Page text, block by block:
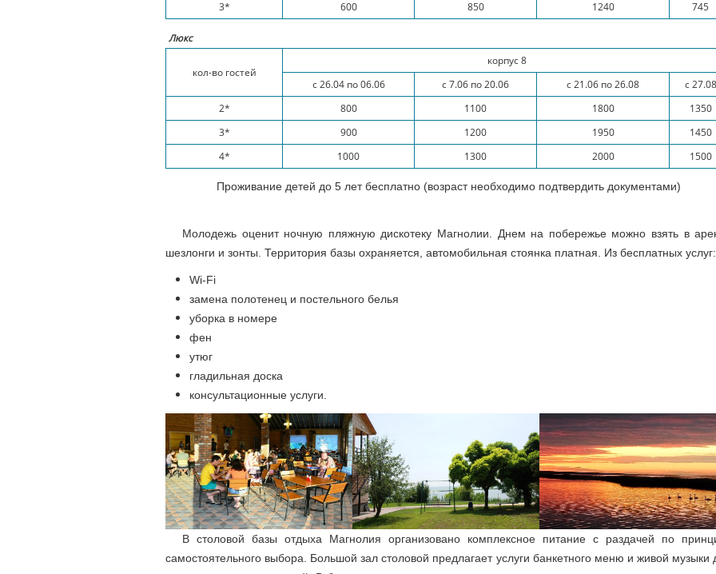
3*
600 850 1240 745
Люкс
кол-во гостей
корпус 8
с 26.04 по 06.06
с 7.06 по 20.06 с 21.06 по 26.08
с 27.08
2*
800 1100 1800
1350
3*
900 1200 1950
1450
4*
1000 1300 2000 1500
Проживание детей до 5 лет бесплатно (возраст необходимо подтвердить документами)
Молодежь оценит ночную пляжную дискотеку Магнолии. Днем на побережье можно взять в
шезлонги и зонты. Территория базы охраняется, автомобильная стоянка платная. Из бесплатных услуг:
Wi-Fi
замена полотенец и постельного белья
уборка в номере
фен
утюг
гладильная доска
консультационные услуги.
В столовой базы отдыха Магнолия организовано комплексное питание с раздачей по
самостоятельного выбора. Большой зал столовой предлагает услуги банкетного меню и живой музыки